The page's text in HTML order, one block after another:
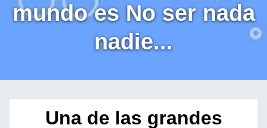
mundo es No ser nada
nadie...
Una de las grandes